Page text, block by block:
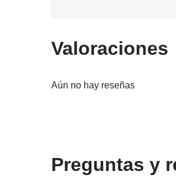
Valoraciones
Aún no hay reseñas
Preguntas y